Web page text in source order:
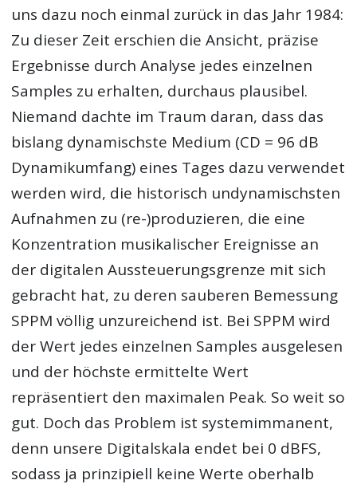
uns dazu noch einmal zurück in das Jahr 1984:
Zu dieser Zeit erschien die Ansicht, präzise
Ergebnisse durch Analyse jedes einzelnen
Samples zu erhalten, durchaus plausibel.
Niemand dachte im Traum daran, dass das
bislang dynamischste Medium (CD = 96 dB
Dynamikumfang) eines Tages dazu verwendet
werden wird, die historisch undynamischsten
Aufnahmen zu (re-)produzieren, die eine
Konzentration musikalischer Ereignisse an
der digitalen Aussteuerungsgrenze mit sich
gebracht hat, zu deren sauberen Bemessung
SPPM völlig unzureichend ist. Bei SPPM wird
der Wert jedes einzelnen Samples ausgelesen
und der höchste ermittelte Wert
repräsentiert den maximalen Peak. So weit so
gut. Doch das Problem ist systemimmanent,
denn unsere Digitalskala endet bei 0 dBFS,
sodass ja prinzipiell keine Werte oberhalb